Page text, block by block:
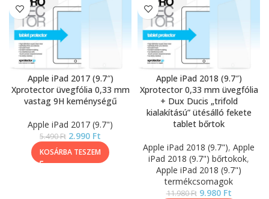
Apple iPad 2017 (9.7″)
Xprotector üvegfólia 0,33 mm
vastag 9H keménységű
Apple iPad 2017 (9.7")
5.490Ft 2.990 Ft
KOSÁRBA TESZEM
Apple iPad 2018 (9.7″)
Xprotector 0,33 mm üvegfólia
+ Dux Ducis „trifold
kialakítású” ütésálló fekete
tablet bőrtok
Apple iPad 2018 (9.7"), Apple
iPad 2018 (9.7") bőrtokok,
Apple iPad 2018 (9.7")
termékcsomagok
11.980Ft 9.980 Ft